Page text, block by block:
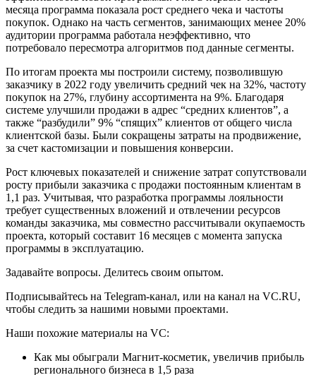
месяца программа показала рост среднего чека и частоты
покупок. Однако на часть сегментов, занимающих менее 20%
аудитории программа работала неэффективно, что
потребовало пересмотра алгоритмов под данные сегменты.
По итогам проекта мы построили систему, позволившую
заказчику в 2022 году увеличить средний чек на 32%, частоту
покупок на 27%, глубину ассортимента на 9%. Благодаря
системе улучшили продажи в адрес “средних клиентов”, а
также “разбудили” 9% “спящих” клиентов от общего числа
клиентской базы. Были сокращены затраты на продвижение,
за счет кастомизации и повышения конверсии.
Рост ключевых показателей и снижение затрат сопутствовали
росту прибыли заказчика с продажи постоянным клиентам в
1,1 раз. Учитывая, что разработка программы лояльности
требует существенных вложений и отвлечении ресурсов
команды заказчика, мы совместно рассчитывали окупаемость
проекта, который составит 16 месяцев с момента запуска
программы в эксплуатацию.
Задавайте вопросы. Делитесь своим опытом.
Подписывайтесь на Telegram-канал, или на канал на VC.RU,
чтобы следить за нашими новыми проектами.
Наши похожие материалы на VC:
Как мы обыграли Магнит-косметик, увеличив прибыль
регионального бизнеса в 1,5 раза